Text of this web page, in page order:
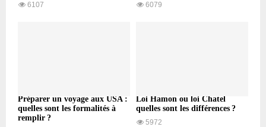
6107 6079
Préparer un voyage aux USA :
quelles sont les formalités à
remplir ?
Loi Hamon ou loi Chatel
quelles sont les différences ?
5972